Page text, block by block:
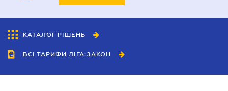
КАТАЛОГ РІШЕНЬ
ВСІ ТАРИФИ ЛІГА:ЗАКОН